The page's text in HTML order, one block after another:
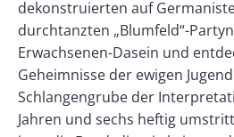
dekonstruierten auf
durchtanzten „Blumfeld“-
Erwachsenen-Dasein und
Geheimnisse der ewigen
Schlangengrube der
Jahren und sechs heftig